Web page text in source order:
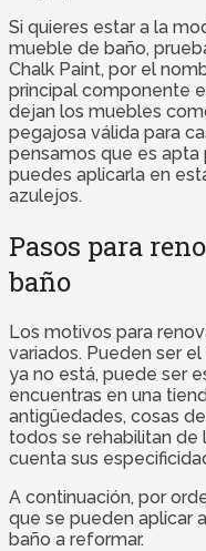
Si quieres estar a la
mueble de baño,
Chalk Paint, por el
principal componente
dejan los muebles
pegajosa válida para
pensamos que es apta
puedes aplicarla en
azulejos.
Pasos para
baño
Los motivos para
variados. Pueden ser
ya no está, puede ser
encuentras en una
antigüedades, cosas
todos se rehabilitan de
cuenta sus
A continuación, por
que se pueden aplicar
baño a reformar.